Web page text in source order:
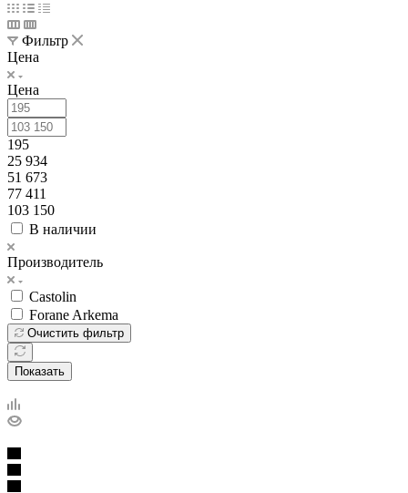
Фильтр
Цена
Цена
195
25 934
51 673
77 411
103 150
В наличии
Производитель
Castolin
Forane Arkema
Очистить фильтр
Показать